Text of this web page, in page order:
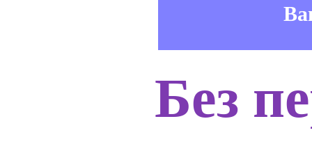
Без